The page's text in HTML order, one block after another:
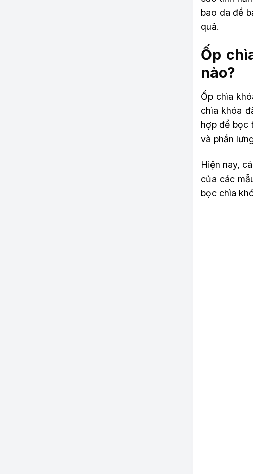
bao da để
quả.
Ốp
nào?
Ốp chìa
chìa khóa
hợp để bọc
và phần
Hiện nay,
của các
bọc chìa